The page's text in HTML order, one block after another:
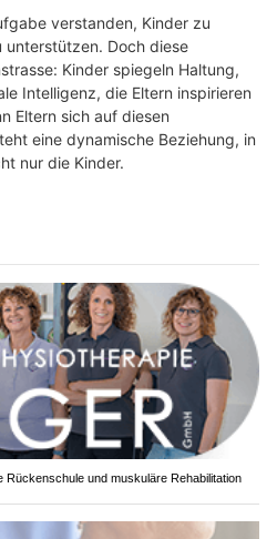
verstanden, Kinder zu
Doch diese
Kinder spiegeln Haltung,
Intelligenz, die Eltern inspirieren
Eltern sich auf diesen
eine dynamische Beziehung, in
nur die Kinder.
Rückenschule und muskuläre Rehabilitation